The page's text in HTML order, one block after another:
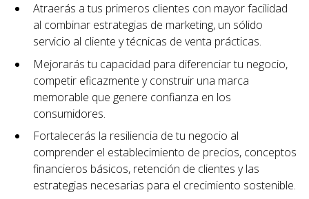
Atraerás a tus primeros clientes con mayor facilidad
al combinar estrategias de marketing, un sólido
servicio al cliente y técnicas de venta prácticas.
Mejorarás tu capacidad para diferenciar tu negocio,
competir eficazmente y construir una marca
memorable que genere confianza en los
consumidores.
Fortalecerás la resiliencia de tu negocio al
comprender el establecimiento de precios, conceptos
financieros básicos, retención de clientes y las
estrategias necesarias para el crecimiento sostenible.